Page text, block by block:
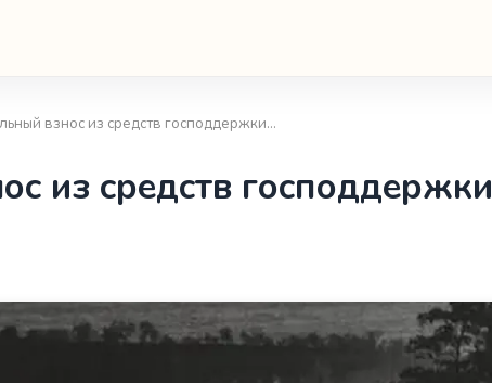
взнос из средств господдержки…
из средств господдержки